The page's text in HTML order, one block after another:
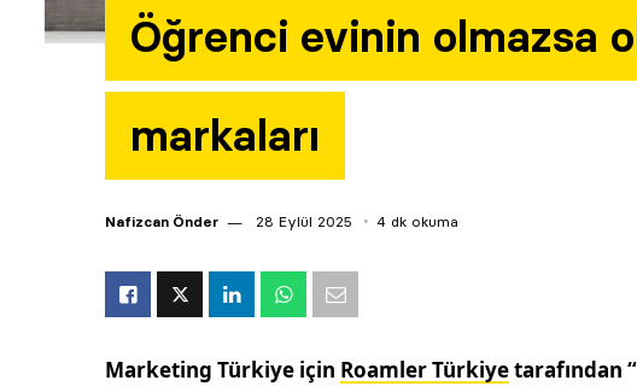
Öğrenci evinin olmazsa
markaları
Nafizcan Önder 28 Eylül 2025 4 dk okuma
Marketing Türkiye için Roamler Türkiyetarafından